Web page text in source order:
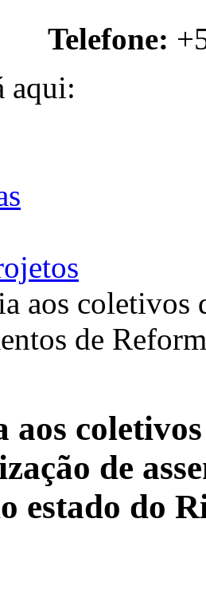
Telefone:
aqui:
aos coletivos
de
aos
de
estado do